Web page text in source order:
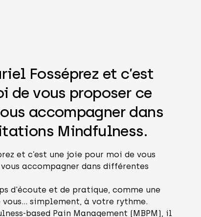
Banner
Fosséprez et c’est
de vous proposer ce
accompagner dans
Mindfulness.
et c’est une joie pour moi de vous
accompagner dans différentes
d'écoute et de pratique, comme une
simplement, à votre rythme.
based Pain Management (MBPM), il